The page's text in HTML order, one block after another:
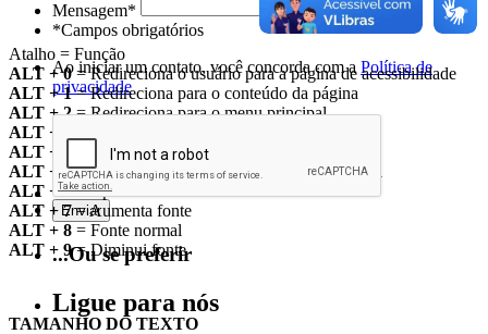
Mensagem*
*Campos obrigatórios
Ao iniciar um contato, você concorda com a Política de
privacidade
...Ou se preferir
Ligue para nós
Atalho = Função
ALT + 0= Redireciona o usuário para a página de acessibilidade
ALT + 1= Redireciona para o conteúdo da página
ALT + 2= Redireciona para o menu principal
ALT + 3
ALT + 4
= Redireciona para o rodapé
ALT + 5= Redireciona o usuário para a página inicial
ALT + 6= Aplica ou retira o alto contraste
ALT + 7= Aumenta fonte
ALT + 8 = Fonte normal
ALT + 9= Diminui fonte
TAMANHO DO TEXTO